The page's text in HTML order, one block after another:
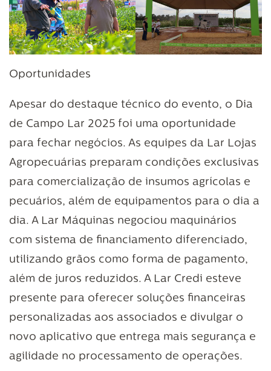
Oportunidades
Apesar do destaque técnico do evento, o Dia
de Campo Lar 2025 foi uma oportunidade
para fechar negócios. As equipes da Lar Lojas
Agropecuárias preparam condições exclusivas
para comercialização de insumos agrícolas e
pecuários, além de equipamentos para o dia a
dia. A Lar Máquinas negociou maquinários
com sistema de financiamento diferenciado,
utilizando grãos como forma de pagamento,
além de juros reduzidos. A Lar Credi esteve
presente para oferecer soluções financeiras
personalizadas aos associados e divulgar o
novo aplicativo que entrega mais segurança e
agilidade no processamento de operações.